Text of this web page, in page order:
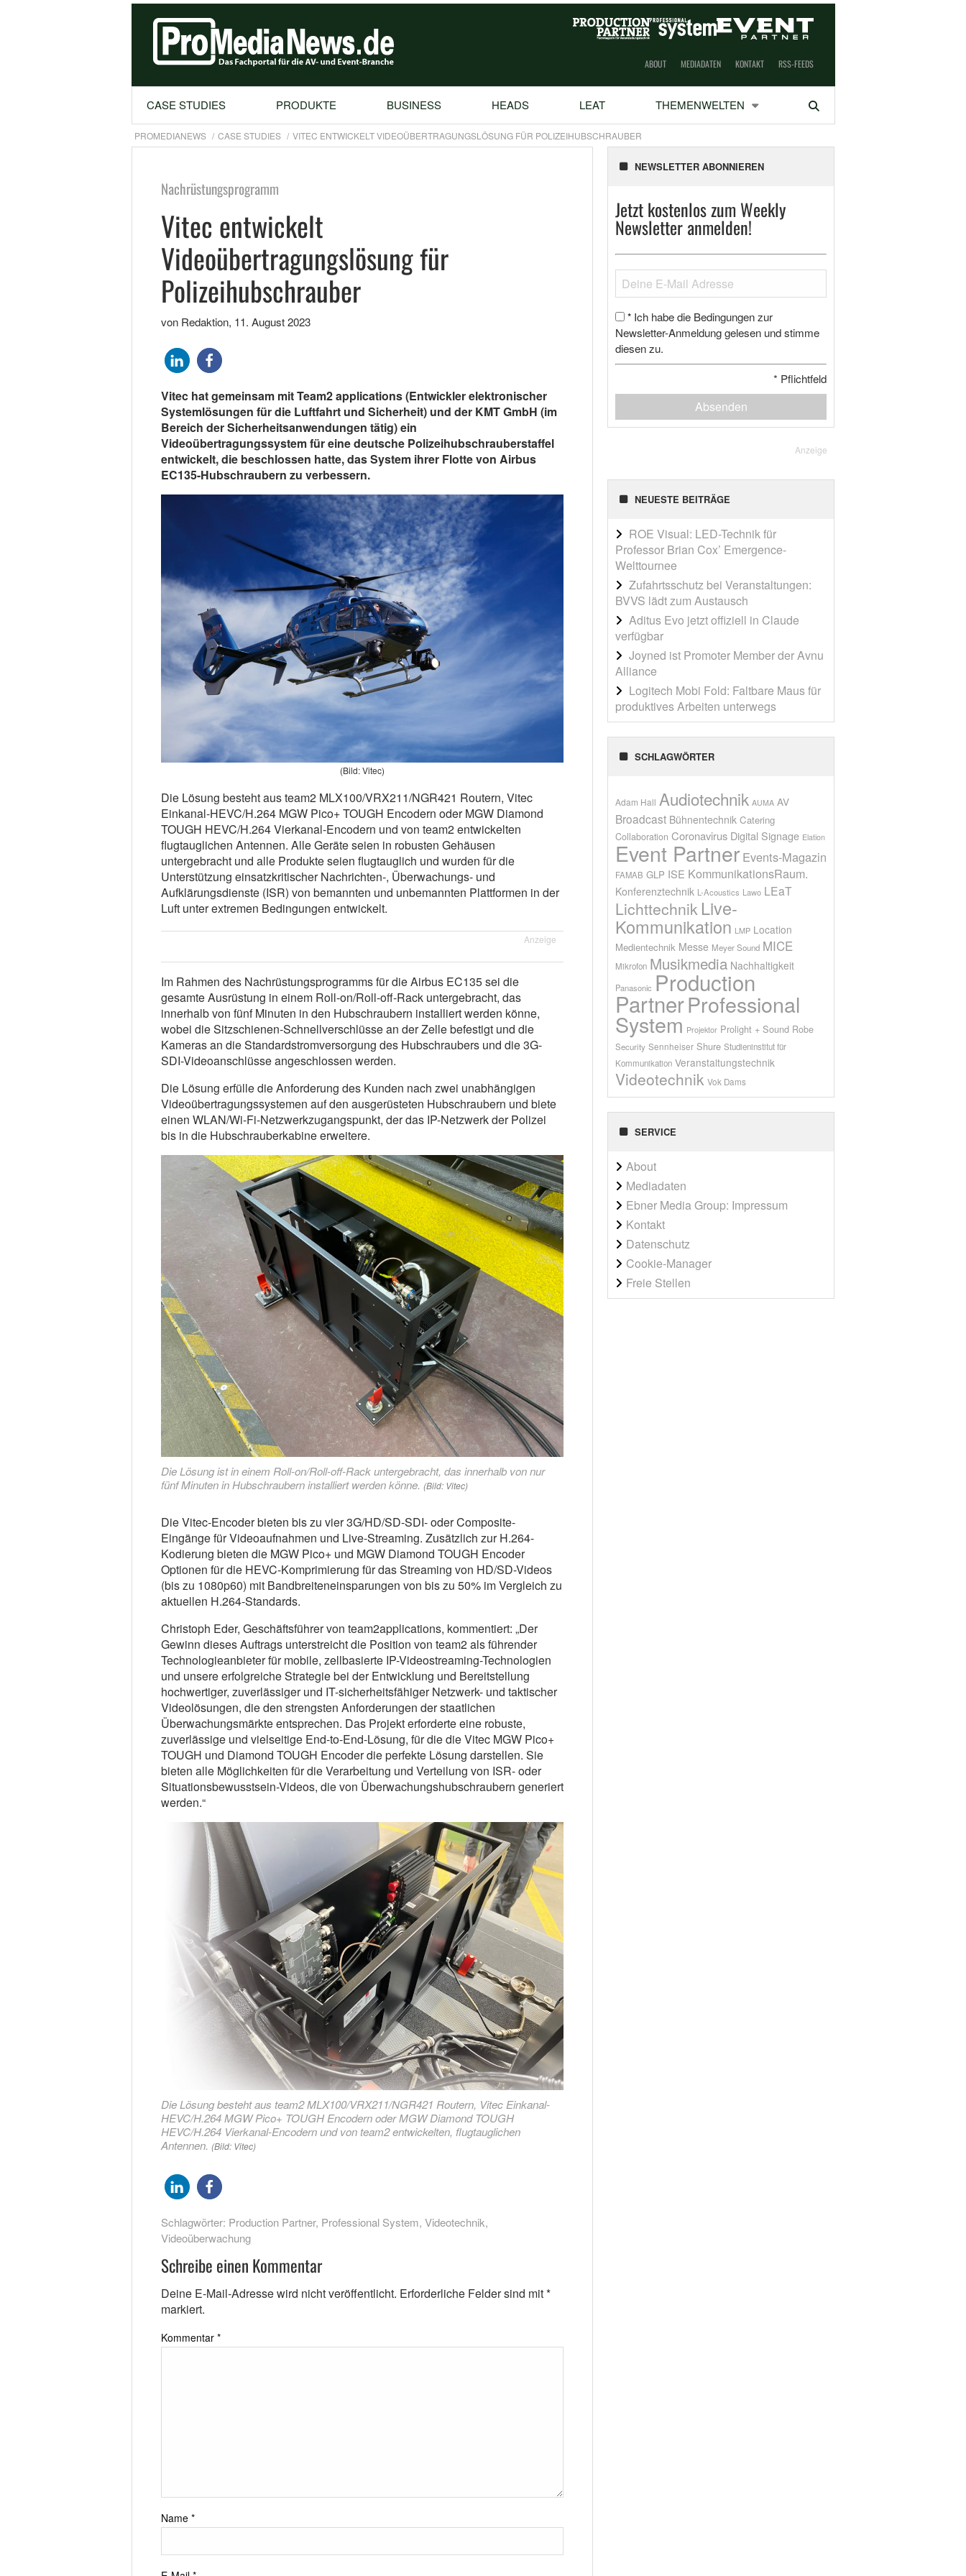
ABOUT MEDIADATEN KONTAKT RSS-FEEDS
CASE STUDIES PRODUKTE BUSINESS HEADS LEAT THEMENWELTEN Suchen
PROMEDIANEWS CASE STUDIES VITEC ENTWICKELT VIDEOÜBERTRAGUNGSLÖSUNG FÜR POLIZEIHUBSCHRAUBER
Nachrüstungsprogramm
Vitec entwickelt
Videoübertragungslösung für
Polizeihubschrauber
von Redaktion, 11. August 2023
Vitec hat gemeinsam mit Team2 applications (Entwickler elektronischer
Systemlösungen für die Luftfahrt und Sicherheit) und der KMT GmbH (im
Bereich der Sicherheitsanwendungen tätig) ein
Videoübertragungssystem für eine deutsche Polizeihubschrauberstaffel
entwickelt, die beschlossen hatte, das System ihrer Flotte von Airbus
EC135-Hubschraubern zu verbessern.
(Bild: Vitec)
Die Lösung besteht aus team2 MLX100/VRX211/NGR421 Routern, Vitec
Einkanal-HEVC/H.264 MGW Pico+ TOUGH Encodern oder MGW Diamond
TOUGH HEVC/H.264 Vierkanal-Encodern und von team2 entwickelten
flugtauglichen Antennen. Alle Geräte seien in robusten Gehäusen
untergebracht und alle Produkte seien flugtauglich und wurden für die
Unterstützung einsatzkritischer Nachrichten-, Überwachungs- und
Aufklärungsdienste (ISR) von bemannten und unbemannten Plattformen in der
Luft unter extremen Bedingungen entwickelt.
Anzeige
Im Rahmen des Nachrüstungsprogramms für die Airbus EC135 sei die
gesamte Ausrüstung in einem Roll-on/Roll-off-Rack untergebracht, das
innerhalb von fünf Minuten in den Hubschraubern installiert werden könne,
wobei die Sitzschienen-Schnellverschlüsse an der Zelle befestigt und die
Kameras an die Standardstromversorgung des Hubschraubers und die 3G-
SDI-Videoanschlüsse angeschlossen werden.
Die Lösung erfülle die Anforderung des Kunden nach zwei unabhängigen
Videoübertragungssystemen auf den ausgerüsteten Hubschraubern und biete
einen WLAN/Wi-Fi-Netzwerkzugangspunkt, der das IP-Netzwerk der Polizei
bis in die Hubschrauberkabine erweitere.
Die Lösung ist in einem Roll-on/Roll-off-Rack untergebracht, das innerhalb von nur
fünf Minuten in Hubschraubern installiert werden könne. (Bild: Vitec)
Die Vitec-Encoder bieten bis zu vier 3G/HD/SD-SDI- oder Composite-
Eingänge für Videoaufnahmen und Live-Streaming. Zusätzlich zur H.264-
Kodierung bieten die MGW Pico+ und MGW Diamond TOUGH Encoder
Optionen für die HEVC-Komprimierung für das Streaming von HD/SD-Videos
(bis zu 1080p60) mit Bandbreiteneinsparungen von bis zu 50% im Vergleich zu
aktuellen H.264-Standards.
Christoph Eder, Geschäftsführer von team2applications, kommentiert: „Der
Gewinn dieses Auftrags unterstreicht die Position von team2 als führender
Technologieanbieter für mobile, zellbasierte IP-Videostreaming-Technologien
und unsere erfolgreiche Strategie bei der Entwicklung und Bereitstellung
hochwertiger, zuverlässiger und IT-sicherheitsfähiger Netzwerk- und taktischer
Videolösungen, die den strengsten Anforderungen der staatlichen
Überwachungsmärkte entsprechen. Das Projekt erforderte eine robuste,
zuverlässige und vielseitige End-to-End-Lösung, für die die Vitec MGW Pico+
TOUGH und Diamond TOUGH Encoder die perfekte Lösung darstellen. Sie
bieten alle Möglichkeiten für die Verarbeitung und Verteilung von ISR- oder
Situationsbewusstsein-Videos, die von Überwachungshubschraubern generiert
werden.“
Die Lösung besteht aus team2 MLX100/VRX211/NGR421 Routern, Vitec Einkanal-
HEVC/H.264 MGW Pico+ TOUGH Encodern oder MGW Diamond TOUGH
HEVC/H.264 Vierkanal-Encodern und von team2 entwickelten, flugtauglichen
Antennen. (Bild: Vitec)
Schlagwörter: Production Partner, Professional System, Videotechnik,
Videoüberwachung
Schreibe einen Kommentar
Deine E-Mail-Adresse wird nicht veröffentlicht. Erforderliche Felder sind mit*
markiert.
Kommentar *
Name *
NEWSLETTER ABONNIEREN
Jetzt kostenlos zum Weekly
Newsletter anmelden!
* Ich habe die Bedingungen zur
Newsletter-Anmeldung gelesen und stimme
diesen zu.
* Pflichtfeld
Absenden
Anzeige
NEUESTE BEITRÄGE
ROE Visual: LED-Technik für
Professor Brian Cox’ Emergence-
Welttournee
Zufahrtsschutz bei Veranstaltungen:
BVVS lädt zum Austausch
Aditus Evo jetzt offiziell in Claude
verfügbar
Joyned ist Promoter Member der Avnu
Alliance
Logitech Mobi Fold: Faltbare Maus für
produktives Arbeiten unterwegs
SCHLAGWÖRTER
Adam Hall Audiotechnik AUMA AV
Broadcast Bühnentechnik Catering
Collaboration Coronavirus Digital Signage Elation
Event Partner Events-Magazin
FAMAB GLP ISE KommunikationsRaum.
Konferenztechnik L-Acoustics Lawo LEaT
Lichttechnik Live-
Kommunikation LMP Location
Medientechnik Messe Meyer Sound MICE
Mikrofon Musikmedia Nachhaltigkeit
Panasonic Production
PartnerProfessional
System Projektor Prolight + Sound Robe
Security Sennheiser Shure Studieninstitut für
Kommunikation Veranstaltungstechnik
Videotechnik Vok Dams
SERVICE
About
Mediadaten
Ebner Media Group: Impressum
Kontakt
Datenschutz
Cookie-Manager
Freie Stellen